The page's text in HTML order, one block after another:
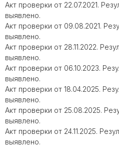
Акт проверки от 22.07.2021.
выявлено.
Акт проверки от 09.08.2021.
выявлено.
Акт проверки от 28.11.2022.
выявлено.
Акт проверки от 06.10.2023.
выявлено.
Акт проверки от 18.04.2025.
выявлено.
Акт проверки от 25.08.2025.
выявлено.
Акт проверки от 24.11.2025.
выявлено.